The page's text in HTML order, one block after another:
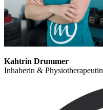
Kahtrin Drummer
Inhaberin & Physiotherapeutin